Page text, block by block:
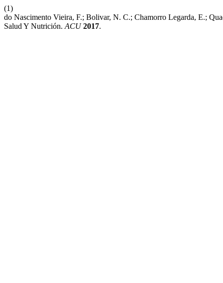
(1)
do Nascimento Vieira, F.; Bolivar, N. C.; Chamorro Legarda, E.;
Salud Y Nutrición. ACU 2017.